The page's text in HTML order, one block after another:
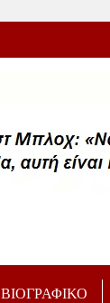
ΒΙΟΓΡΑΦΙΚΟ